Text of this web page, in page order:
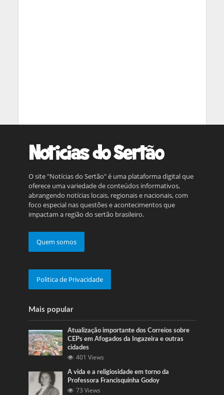
O site "Notícias do Sertão" é uma plataforma digital que
oferece uma variedade de conteúdos informativos,
abrangendo notícias locais, regionais e nacionais, com
foco especial nas questões e acontecimentos que
impactam a região do sertão brasileiro.
Quem somos
Politica de Privacidade
Mais popular
Atualização importante dos Correios sobre
CEPs em Afogados da Ingazeira e outras
cidades
401 Views
A vida e a religiosidade em torno da
Professora Francisquinha Godoy
73 Views